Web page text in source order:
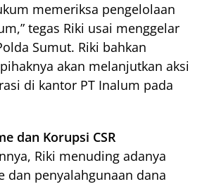
memeriksa pengelolaan
tegas Riki usai menggelar
Sumut. Riki bahkan
akan melanjutkan aksi
di kantor PT Inalum pada
dan Korupsi CSR
Riki menuding adanya
dan penyalahgunaan dana